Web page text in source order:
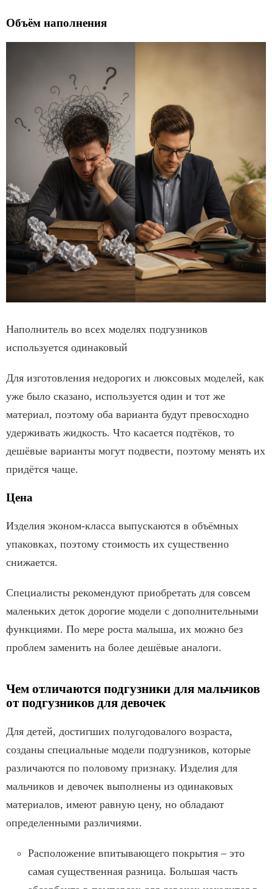
Объём наполнения
Наполнитель во всех моделях подгузников
используется одинаковый
Для изготовления недорогих и люксовых моделей, как
уже было сказано, используется один и тот же
материал, поэтому оба варианта будут превосходно
удерживать жидкость. Что касается подтёков, то
дешёвые варианты могут подвести, поэтому менять их
придётся чаще.
Цена
Изделия эконом-класса выпускаются в объёмных
упаковках, поэтому стоимость их существенно
снижается.
Специалисты рекомендуют приобретать для совсем
маленьких деток дорогие модели с дополнительными
функциями. По мере роста малыша, их можно без
проблем заменить на более дешёвые аналоги.
Чем отличаются подгузники для мальчиков
от подгузников для девочек
Для детей, достигших полугодовалого возраста,
созданы специальные модели подгузников, которые
различаются по половому признаку. Изделия для
мальчиков и девочек выполнены из одинаковых
материалов, имеют равную цену, но обладают
определенными различиями.
Расположение впитывающего покрытия – это
самая существенная разница. Большая часть